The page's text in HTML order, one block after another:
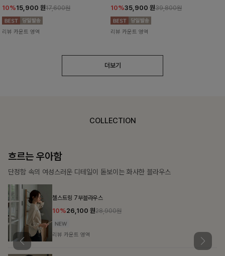
10%15,900 원17,600원
리뷰 카운트 영역
10%35,900 원39,800원
리뷰 카운트 영역
더보기
COLLECTION
가벼운 계절감
탄탄한 소재와 깔끔한 핏, 매일 손이 가는 데일리 티셔츠
15,300